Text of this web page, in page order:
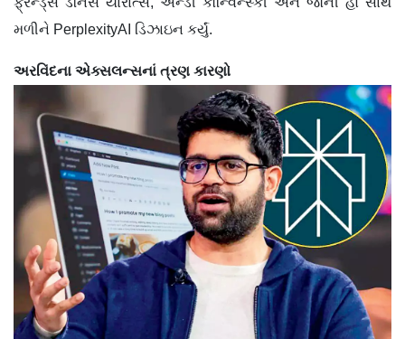
મળીને PerplexityAI ડિઝાઇન કર્યું.
અરવિંદના એક્સલન્સનાં ત્રણ કારણો